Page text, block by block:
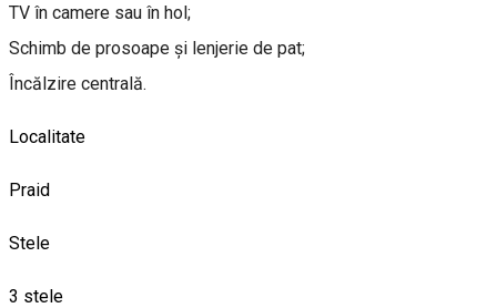
TV în camere sau în hol;
Schimb de prosoape şi lenjerie de pat;
Încălzire centrală.
Localitate
Praid
Stele
3 stele